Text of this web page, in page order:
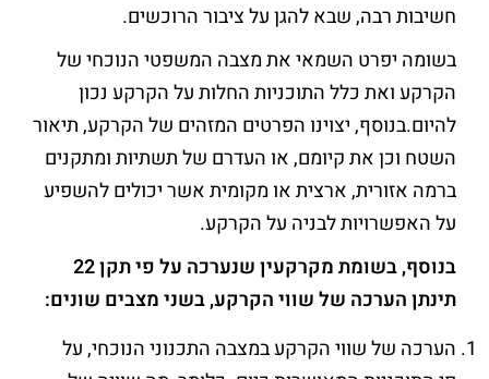
חשיבות רבה, שבא להגן על ציבור הרוכשים.
בשומה יפרט השמאי את מצבה המשפטי הנוכחי של
הקרקע ואת כלל התוכניות החלות על הקרקע נכון
להיום.בנוסף, יצוינו הפרטים המזהים של הקרקע, תיאור
השטח וכן את קיומם, או העדרם של תשתיות ומתקנים
ברמה אזורית, ארצית או מקומית אשר יכולים להשפיע
על האפשרויות לבניה על הקרקע.
בנוסף,בשומת מקרקעין שנערכה על פי תקן 22
תינתן הערכה של שווי הקרקע,בשני מצבים שונים:
הערכה של שווי הקרקע במצבה התכנוני הנוכחי, על